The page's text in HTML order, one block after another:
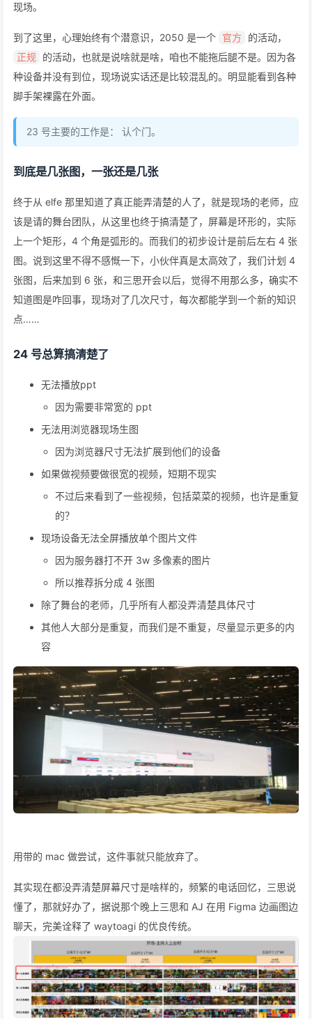
现场。
到了这里，心理始终有个潜意识，2050 是一个 官方 的活动，
正规
的活动，也就是说啥就是啥，咱也不能拖后腿不是。因为各
种设备并没有到位，现场说实话还是比较混乱的。明显能看到各种
脚手架裸露在外面。
23 号主要的工作是： 认个门。
到底是几张图，一张还是几张
终于从 elfe 那里知道了真正能弄清楚的人了，就是现场的老师，应
该是请的舞台团队，从这里也终于搞清楚了，屏幕是环形的，实际
上一个矩形，4 个角是弧形的。而我们的初步设计是前后左右 4 张
图。说到这里不得不感慨一下，小伙伴真是太高效了，我们计划 4
张图，后来加到 6 张，和三思开会以后，觉得不用那么多，确实不
知道图是咋回事，现场对了几次尺寸，每次都能学到一个新的知识
点……
24 号总算搞清楚了
无法播放ppt
因为需要非常宽的 ppt
无法用浏览器现场生图
因为浏览器尺寸无法扩展到他们的设备
如果做视频要做很宽的视频，短期不现实
不过后来看到了一些视频，包括菜菜的视频，也许是重复
的？
现场设备无法全屏播放单个图片文件
因为服务器打不开 3w 多像素的图片
所以推荐拆分成 4 张图
除了舞台的老师，几乎所有人都没弄清楚具体尺寸
其他人大部分是重复，而我们是不重复，尽量显示更多的内
容
用带的 mac 做尝试，这件事就只能放弃了。
其实现在都没弄清楚屏幕尺寸是啥样的，频繁的电话回忆，三思说
懂了，那就好办了，据说那个晚上三思和 AJ 在用 Figma 边画图边
聊天，完美诠释了 waytoagi 的优良传统。